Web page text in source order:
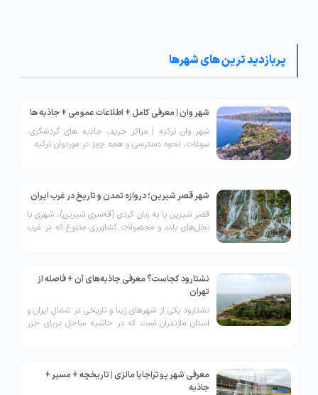
پربازدید ترین های شهرها
شهر وان | معرفی کامل + اطلاعات عمومی + جاذبه ها
شهر وان ترکیه | مراکز خرید، جاذبه های گردشگری،
سوغات، نحوه دسترسی و همه چیز در موردوان ترکیه
شهر قصر شیرین؛ دروازه تمدن و تاریخ در غرب ایران
قصر شیرین یا به زبان کردی (قه‌سری شیرین)، شهری با
نخل‌های بلند و محصولات کشاورزی متنوع که در غرب
نشتارود کجاست؟ معرفی جاذبه‌های آن + فاصله از
تهران
نشتارود یکی از شهرهای زیبا و تاریخی در شمال ایران و
استان مازندران است که در حاشیه ساحل دریای خزر
معرفی شهر پوتراجایا مالزی | تاریخچه + مسیر +
جاذبه